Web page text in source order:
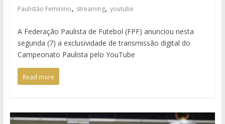
Paulistão Feminino, streaming, youtube
A Federação Paulista de Futebol (FPF) anunciou nesta
segunda (7) a exclusividade de transmissão digital do
Campeonato Paulista pelo YouTube
Read more